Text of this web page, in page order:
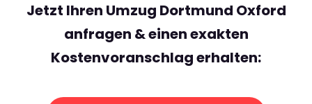
Jetzt Ihren Umzug Dortmund Oxford
anfragen & einen exakten
Kostenvoranschlag erhalten: